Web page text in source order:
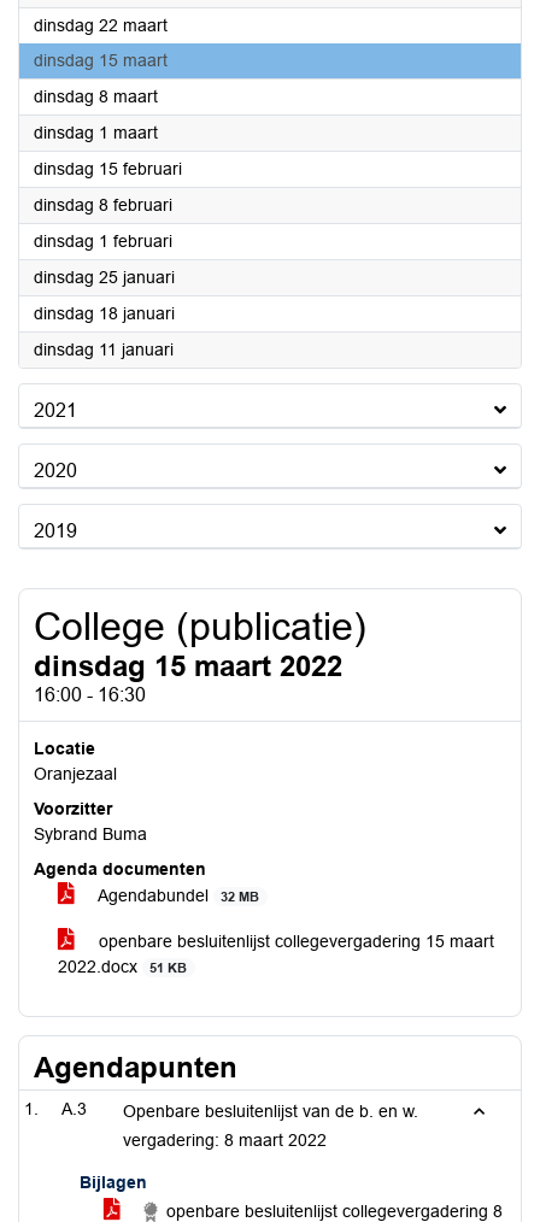
dinsdag 22 maart2022
dinsdag 15 maart2022
dinsdag 8 maart2022
dinsdag 1 maart2022
dinsdag 15 februari2022
dinsdag 8 februari2022
dinsdag 1 februari2022
dinsdag 25 januari2022
dinsdag 18 januari2022
dinsdag 11 januari2022
2021
2020
2019
College (publicatie)
dinsdag 15 maart 2022
16:00 - 16:30
Locatie
Oranjezaal
Voorzitter
Sybrand Buma
Agenda documenten
Agendabundel
32 MB
openbare besluitenlijst collegevergadering 15 maart
2022.docx
51 KB
Agendapunten
A.3
Openbare besluitenlijst van de b. en w.
vergadering: 8 maart 2022
Bijlagen
openbare besluitenlijst collegevergadering 8